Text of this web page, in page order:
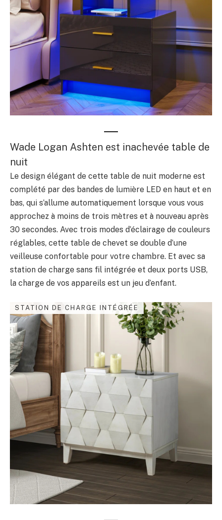
Wade Logan Ashten est inachevée table de
nuit
Le design élégant de cette table de nuit moderne est
complété par des bandes de lumière LED en haut et en
bas, qui s’allume automatiquement lorsque vous vous
approchez à moins de trois mètres et à nouveau après
30 secondes. Avec trois modes d’éclairage de couleurs
réglables, cette table de chevet se double d’une
veilleuse confortable pour votre chambre. Et avec sa
station de charge sans fil intégrée et deux ports USB,
la charge de vos appareils est un jeu d’enfant.
STATION DE CHARGE INTÉGRÉE